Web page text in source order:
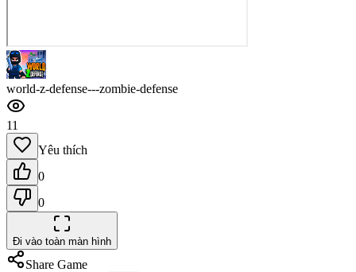
world-z-defense---zombie-defense
11
Yêu thích
0
0
Đi vào toàn màn hình
Share Game